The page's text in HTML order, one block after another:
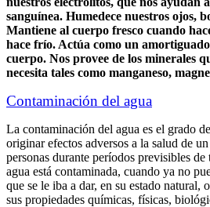
sanguínea. Humedece nuestros ojos,
Mantiene al cuerpo fresco cuando
hace frío. Actúa como un
cuerpo. Nos provee de los minerales
necesita tales como manganeso,
Contaminación del agua
La contaminación del agua es el grado
originar efectos adversos a la salud de
personas durante períodos previsibles
agua está contaminada, cuando ya no
que se le iba a dar, en su estado natural,
sus propiedades químicas, físicas,